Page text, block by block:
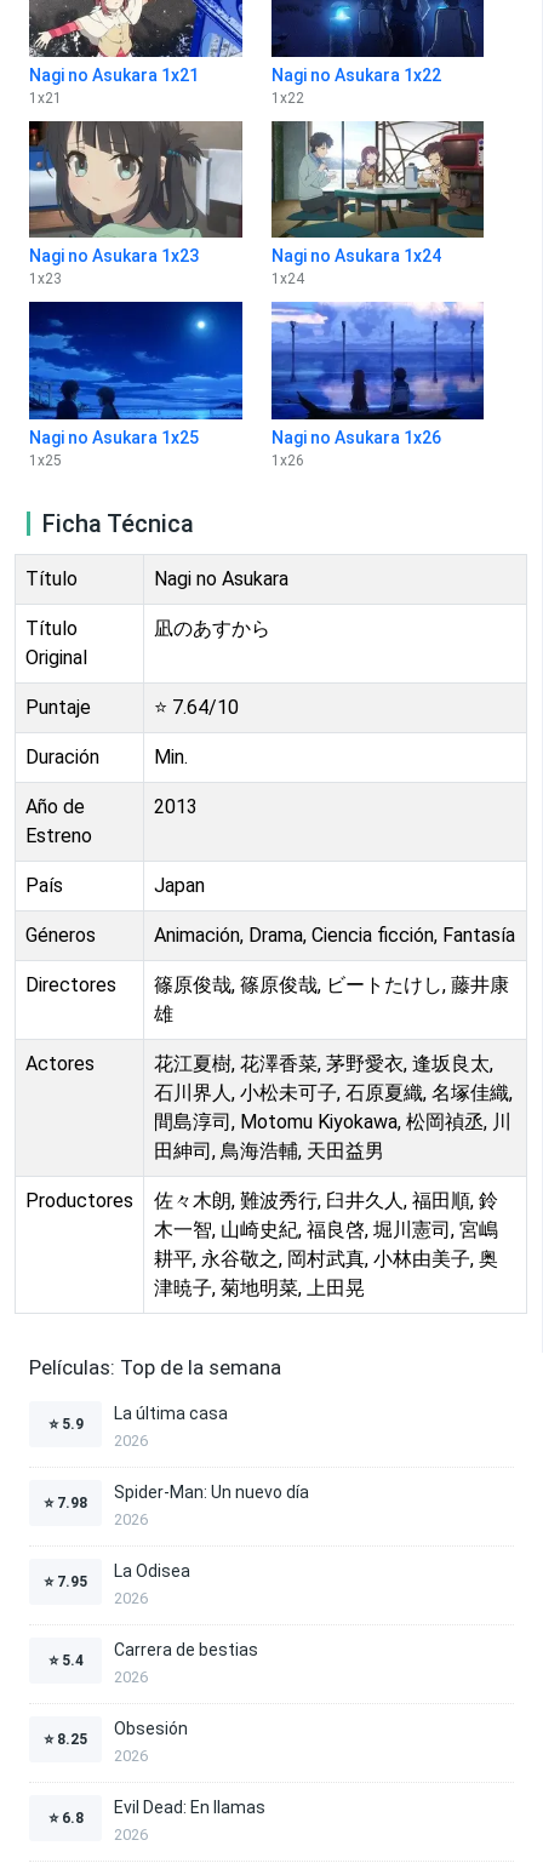
Nagi no Asukara 1x21
1 x21
Nagi no Asukara 1x22
1 x22
Nagi no Asukara 1x23
1 x23
Nagi no Asukara 1x24
1 x24
Nagi no Asukara 1x25
1 x25
Nagi no Asukara 1x26
1 x26
Ficha Técnica
Título Nagi no Asukara
Título
Original
凪のあすから
Puntaje ⭐ 7.64/10
Duración Min.
Año de
Estreno
2013
País Japan
Géneros Animación, Drama, Ciencia ficción, Fantasía
Directores
篠原俊哉, 篠原俊哉, ビートたけし, 藤井康
雄
Actores
花江夏樹, 花澤香菜, 茅野愛衣, 逢坂良太,
石川界人, 小松未可子, 石原夏織, 名塚佳織,
間島淳司, Motomu Kiyokawa, 松岡禎丞, 川
田紳司, 鳥海浩輔, 天田益男
Productores
佐々木朗, 難波秀行, 臼井久人, 福田順, 鈴
木一智, 山崎史紀, 福良啓, 堀川憲司, 宮嶋
耕平, 永谷敬之, 岡村武真, 小林由美子, 奥
津暁子, 菊地明菜, 上田晃
Películas: Top de la semana
⭐ 5.9
La última casa
2026
⭐ 7.98
Spider-Man: Un nuevo día
2026
⭐ 7.95
La Odisea
2026
⭐ 5.4
Carrera de bestias
2026
⭐ 8.25
Obsesión
2026
⭐ 6.8
Evil Dead: En llamas
2026